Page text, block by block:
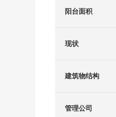
阳台面积
现状
建筑物结构
管理公司